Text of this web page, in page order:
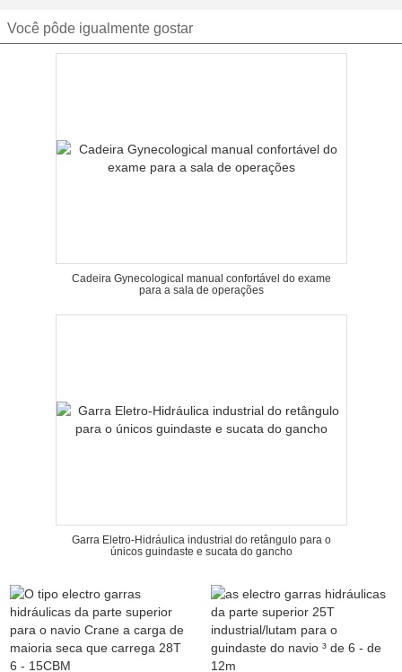
Você pôde igualmente gostar
Cadeira Gynecological manual confortável do exame
para a sala de operações
Garra Eletro-Hidráulica industrial do retângulo para o
únicos guindaste e sucata do gancho